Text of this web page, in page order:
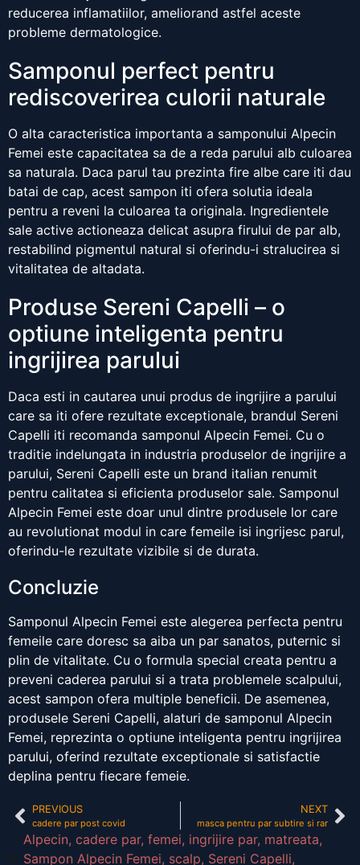
reducerea inflamatiilor, ameliorand astfel aceste
probleme dermatologice.
Samponul perfect pentru
rediscoverirea culorii naturale
O alta caracteristica importanta a samponului Alpecin
Femei este capacitatea sa de a reda parului alb culoarea
sa naturala. Daca parul tau prezinta fire albe care iti dau
batai de cap, acest sampon iti ofera solutia ideala
pentru a reveni la culoarea ta originala. Ingredientele
sale active actioneaza delicat asupra firului de par alb,
restabilind pigmentul natural si oferindu-i stralucirea si
vitalitatea de altadata.
Produse Sereni Capelli – o
optiune inteligenta pentru
ingrijirea parului
Daca esti in cautarea unui produs de ingrijire a parului
care sa iti ofere rezultate exceptionale, brandul Sereni
Capelli iti recomanda samponul Alpecin Femei. Cu o
traditie indelungata in industria produselor de ingrijire a
parului, Sereni Capelli este un brand italian renumit
pentru calitatea si eficienta produselor sale. Samponul
Alpecin Femei este doar unul dintre produsele lor care
au revolutionat modul in care femeile isi ingrijesc parul,
oferindu-le rezultate vizibile si de durata.
Concluzie
Samponul Alpecin Femei este alegerea perfecta pentru
femeile care doresc sa aiba un par sanatos, puternic si
plin de vitalitate. Cu o formula special creata pentru a
preveni caderea parului si a trata problemele scalpului,
acest sampon ofera multiple beneficii. De asemenea,
produsele Sereni Capelli, alaturi de samponul Alpecin
Femei, reprezinta o optiune inteligenta pentru ingrijirea
parului, oferind rezultate exceptionale si satisfactie
deplina pentru fiecare femeie.
PREVIOUS
cadere par post covid
NEXT
masca pentru par subtire si rar
Alpecin, cadere par, femei, ingrijire par, matreata,
Sampon Alpecin Femei, scalp, Sereni Capelli,